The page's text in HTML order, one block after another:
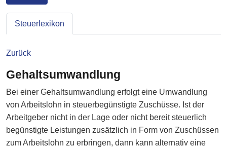
Steuerlexikon
Zurück
Gehaltsumwandlung
Bei einer Gehaltsumwandlung erfolgt eine Umwandlung
von Arbeitslohn in steuerbegünstigte Zuschüsse. Ist der
Arbeitgeber nicht in der Lage oder nicht bereit steuerlich
begünstigte Leistungen zusätzlich in Form von Zuschüssen
zum Arbeitslohn zu erbringen, dann kann alternativ eine